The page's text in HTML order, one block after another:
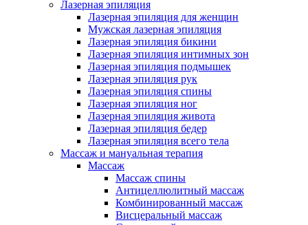
Лазерная эпиляция
Лазерная эпиляция для женщин
Мужская лазерная эпиляция
Лазерная эпиляция бикини
Лазерная эпиляция интимных зон
Лазерная эпиляция подмышек
Лазерная эпиляция рук
Лазерная эпиляция спины
Лазерная эпиляция ног
Лазерная эпиляция живота
Лазерная эпиляция бедер
Лазерная эпиляция всего тела
Массаж и мануальная терапия
Массаж
Массаж спины
Антицеллюлитный массаж
Комбинированный массаж
Висцеральный массаж